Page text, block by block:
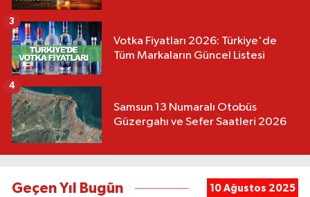
Votka Fiyatları 2026: Türkiye'de
Tüm Markaların Güncel Listesi
3
Samsun 13 Numaralı Otobüs
Güzergahı ve Sefer Saatleri 2026
4
Geçen Yıl Bugün 10 Ağustos 2025